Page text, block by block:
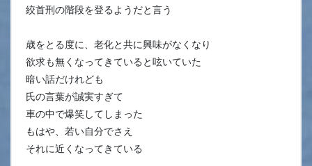
絞首刑の階段を登るようだと言う
歳をとる度に、老化と共に興味がなくなり
欲求も無くなってきていると呟いていた
暗い話だけれども
氏の言葉が誠実すぎて
車の中で爆笑してしまった
もはや、若い自分でさえ
それに近くなってきている